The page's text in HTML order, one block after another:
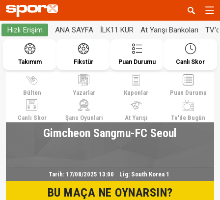
Hızlı Erişim ANA SAYFA İLK11 KUR At Yarışı Bankoları
Takımım Fikstür Puan Durumu Canlı Skor
Bülten Yazarlar Kuponlar Puan Durumu
Canlı Skor Şans Oyunları At Yarışı Tv'de Bugün
Gimcheon Sangmu-FC Seoul
Tarih: 17/08/2025 13:00 Lig: South Korea 1
BU MAÇA NE OYNARSIN?